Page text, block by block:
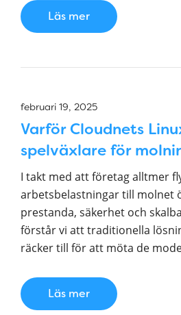
Läs mer
februari 19, 2025
Varför Cloudnets
spelväxlare för
I takt med att företag alltmer
arbetsbelastningar till molnet
prestanda, säkerhet och
förstår vi att traditionella
räcker till för att möta de
Läs mer